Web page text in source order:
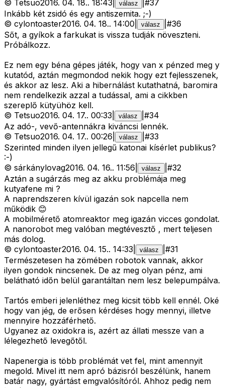
© Tetsuo2016. 04. 18.. 18:43 válasz #37
Inkább két zsidó és egy antiszemita. ;-)
© cylontoaster2016. 04. 18.. 14:00 válasz #36
Sőt, a gyíkok a farkukat is vissza tudják növeszteni.
Próbálkozz.
Ez nem egy béna gépes játék, hogy van x pénzed meg y
kutatód, aztán megmondod nekik hogy ezt fejlesszenek,
és akkor az lesz. Aki a hibernálást kutathatná, baromira
nem rendelkezik azzal a tudással, ami a cikkben
szereplő kütyühöz kell.
© Tetsuo2016. 04. 17.. 00:33 válasz #34
Az adó-, vevő-antennákra kiváncsi lennék.
© Tetsuo2016. 04. 17.. 00:26 válasz #33
Szerinted minden ilyen jellegű katonai kísérlet publikus?
:-)
© sárkánylovag2016. 04. 16.. 11:56 válasz #32
Aztán a sugárzás meg az akku problémája meg
kutyafene mi ?
A naprendszeren kívül igazán sok napcella nem
működik 😊
A mobilmérető atomreaktor meg igazán vicces gondolat.
A nanorobot meg valóban megtévesztő , mert teljesen
más dolog.
© cylontoaster2016. 04. 15.. 14:33 válasz #31
Természetesen ha zömében robotok vannak, akkor
ilyen gondok nincsenek. De az meg olyan pénz, ami
belátható időn belül garantáltan nem lesz belepumpálva.
Tartós emberi jelenléthez meg kicsit több kell ennél. Oké
hogy van jég, de erősen kérdéses hogy mennyi, illetve
mennyire hozzáférhető.
Ugyanez az oxidokra is, azért az állati messze van a
lélegezhető levegőtől.
Napenergia is több problémát vet fel, mint amennyit
megold. Mivel itt nem apró bázisról beszélünk, hanem
batár nagy, gyártást emgvalósítóról. Ahhoz pedig nem